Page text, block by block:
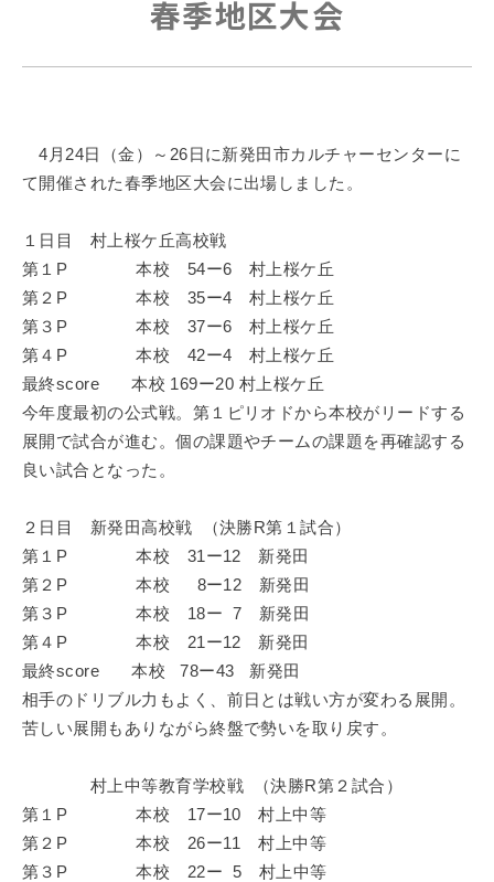
春季地区大会
4月24日（金）～26日に新発田市カルチャーセンターに
て開催された春季地区大会に出場しました。
１日目 村上桜ケ丘高校戦
第１P 本校 54ー6 村上桜ケ丘
第２P 本校 35ー4 村上桜ケ丘
第３P 本校 37ー6 村上桜ケ丘
第４P 本校 42ー4 村上桜ケ丘
最終score 本校 169ー20 村上桜ケ丘
今年度最初の公式戦。第１ピリオドから本校がリードする
展開で試合が進む。個の課題やチームの課題を再確認する
良い試合となった。
２日目 新発田高校戦 （決勝R第１試合）
第１P 本校 31ー12 新発田
第２P 本校 8ー12 新発田
第３P 本校 18ー 7 新発田
第４P 本校 21ー12 新発田
最終score 本校 78ー43 新発田
相手のドリブル力もよく、前日とは戦い方が変わる展開。
苦しい展開もありながら終盤で勢いを取り戻す。
村上中等教育学校戦 （決勝R第２試合）
第１P 本校 17ー10 村上中等
第２P 本校 26ー11 村上中等
第３P 本校 22ー 5 村上中等